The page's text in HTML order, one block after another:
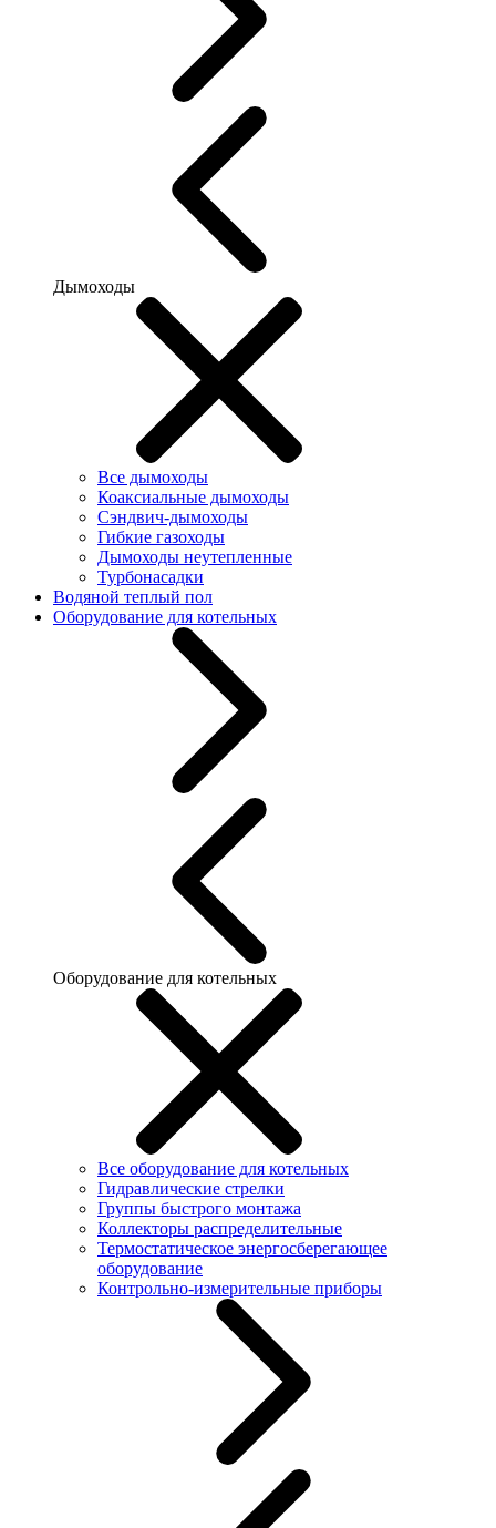
Дымоходы
Все дымоходы
Коаксиальные дымоходы
Сэндвич-дымоходы
Гибкие газоходы
Дымоходы неутепленные
Турбонасадки
Водяной теплый пол
Оборудование для котельных
Оборудование для котельных
Все оборудование для котельных
Гидравлические стрелки
Группы быстрого монтажа
Коллекторы распределительные
Термостатическое энергосберегающее
оборудование
Контрольно-измерительные приборы